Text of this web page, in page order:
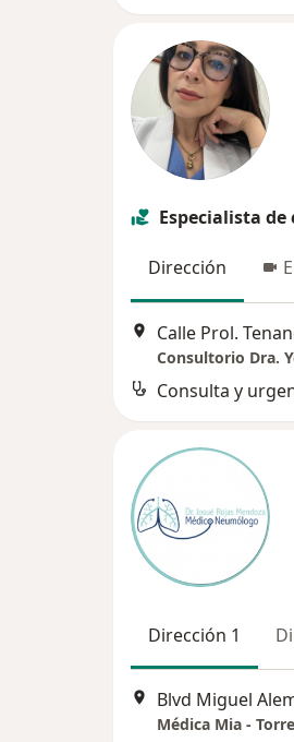
Especialista
Dirección
Consultorio Dra.
Consulta y
Dirección 1
Blvd Miguel
Médica Mia -